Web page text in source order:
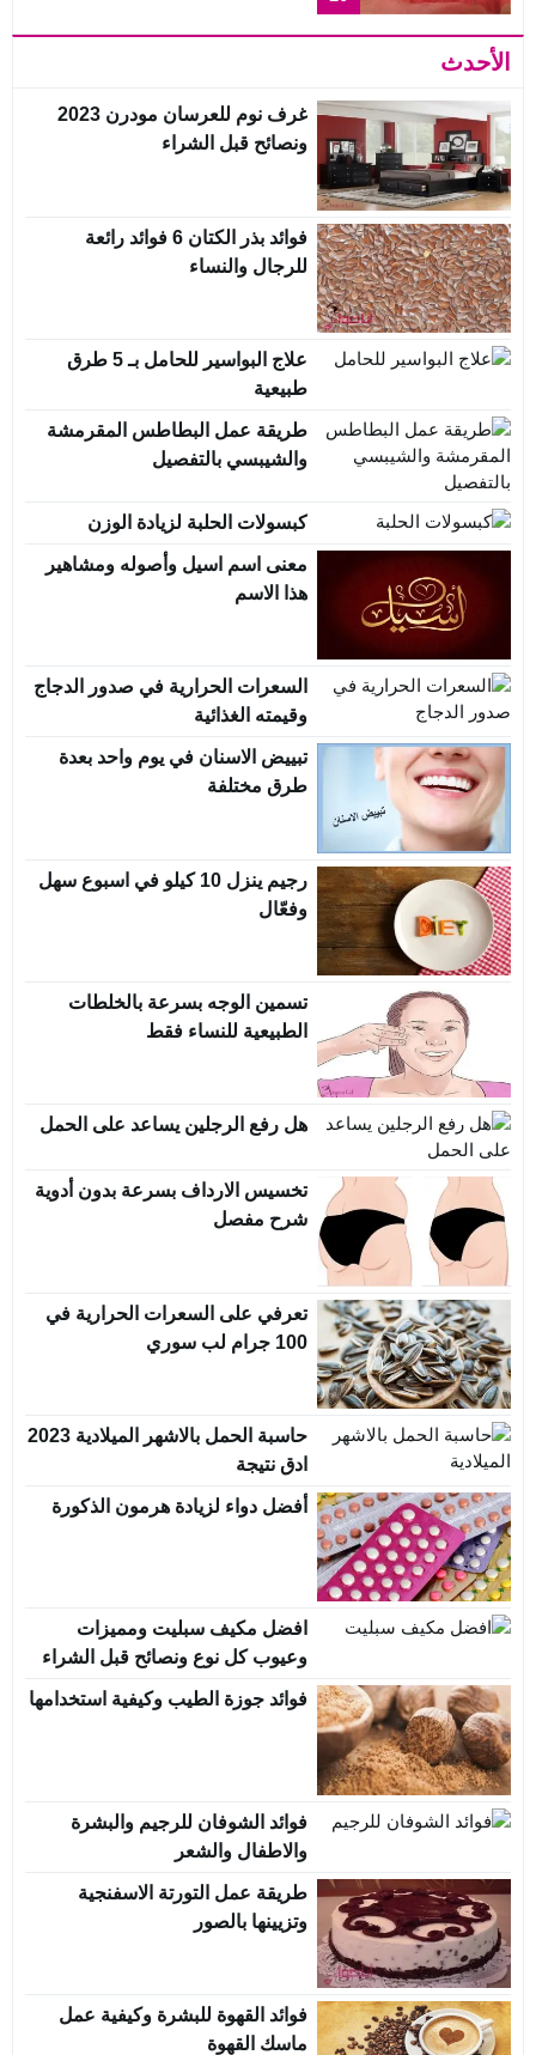
الأحدث
غرف نوم للعرسان مودرن 2023
ونصائح قبل الشراء
فوائد بذر الكتان 6 فوائد رائعة
للرجال والنساء
علاج البواسير للحامل بـ 5 طرق
طبيعية
طريقة عمل البطاطس المقرمشة
والشيبسي بالتفصيل
كبسولات الحلبة لزيادة الوزن
معنى اسم اسيل وأصوله ومشاهير
هذا الاسم
السعرات الحرارية في صدور الدجاج
وقيمته الغذائية
تبييض الاسنان في يوم واحد بعدة
طرق مختلفة
رجيم ينزل 10 كيلو في اسبوع سهل
وفعّال
تسمين الوجه بسرعة بالخلطات
الطبيعية للنساء فقط
هل رفع الرجلين يساعد على الحمل
تخسيس الارداف بسرعة بدون أدوية
شرح مفصل
تعرفي على السعرات الحرارية في
100 جرام لب سوري
حاسبة الحمل بالاشهر الميلادية 2023
ادق نتيجة
أفضل دواء لزيادة هرمون الذكورة
افضل مكيف سبليت ومميزات
وعيوب كل نوع ونصائح قبل الشراء
فوائد جوزة الطيب وكيفية استخدامها
فوائد الشوفان للرجيم والبشرة
والاطفال والشعر
طريقة عمل التورتة الاسفنجية
وتزيينها بالصور
فوائد القهوة للبشرة وكيفية عمل
ماسك القهوة